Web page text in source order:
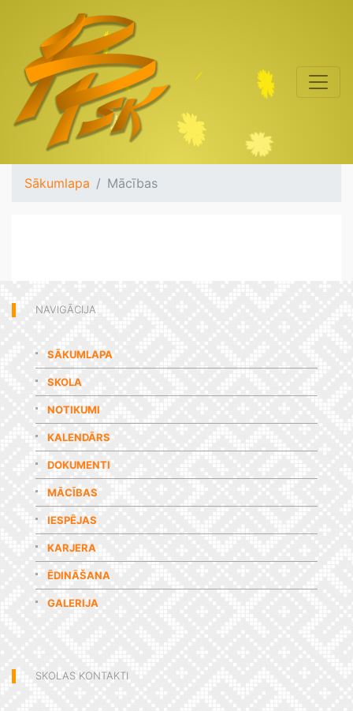
Sākumlapa Mācības
NAVIGĀCIJA
SĀKUMLAPA
SKOLA
NOTIKUMI
KALENDĀRS
DOKUMENTI
MĀCĪBAS
IESPĒJAS
KARJERA
ĒDINĀŠANA
GALERIJA
SKOLAS KONTAKTI